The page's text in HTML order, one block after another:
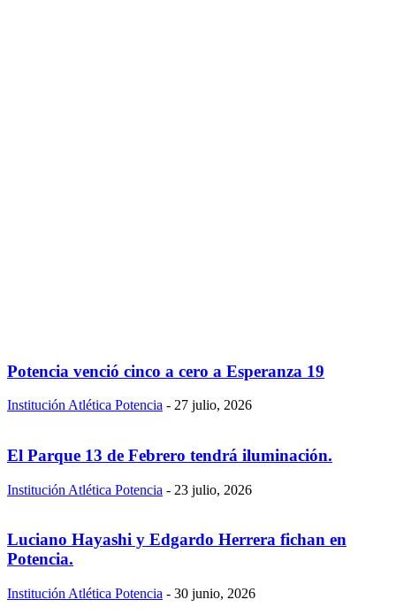
Potencia venció cinco a cero a Esperanza 19
Institución Atlética Potencia - 27 julio, 2026
El Parque 13 de Febrero tendrá iluminación.
Institución Atlética Potencia - 23 julio, 2026
Luciano Hayashi y Edgardo Herrera fichan en
Potencia.
Institución Atlética Potencia - 30 junio, 2026